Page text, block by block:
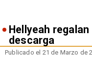
Hellyeah
descarga
Publicado el 21 de Marzo de